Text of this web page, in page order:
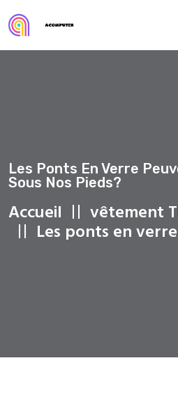
Les Ponts En Verre
Sous Nos Pieds?
Accueil vêtement
Les ponts en